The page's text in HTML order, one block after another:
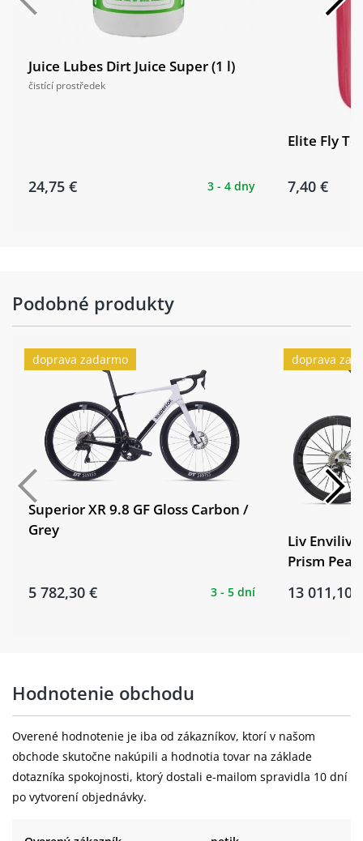
Juice Lubes Dirt Juice Super (1 l)
čistící prostředek
24,75 € 3 - 4 dny
Elite Fly
7,40 €
Podobné produkty
doprava zadarmo
Superior XR 9.8 GF Gloss Carbon /
Grey
5 782,30 € 3 - 5 dní
doprava
Liv Enviliv
Prism Pearl
13 011,10
Hodnotenie obchodu
Overené hodnotenie je iba od zákazníkov, ktorí v našom
obchode skutočne nakúpili a hodnotia tovar na základe
dotazníka spokojnosti, ktorý dostali e-mailom spravidla 10 dní
po vytvorení objednávky.